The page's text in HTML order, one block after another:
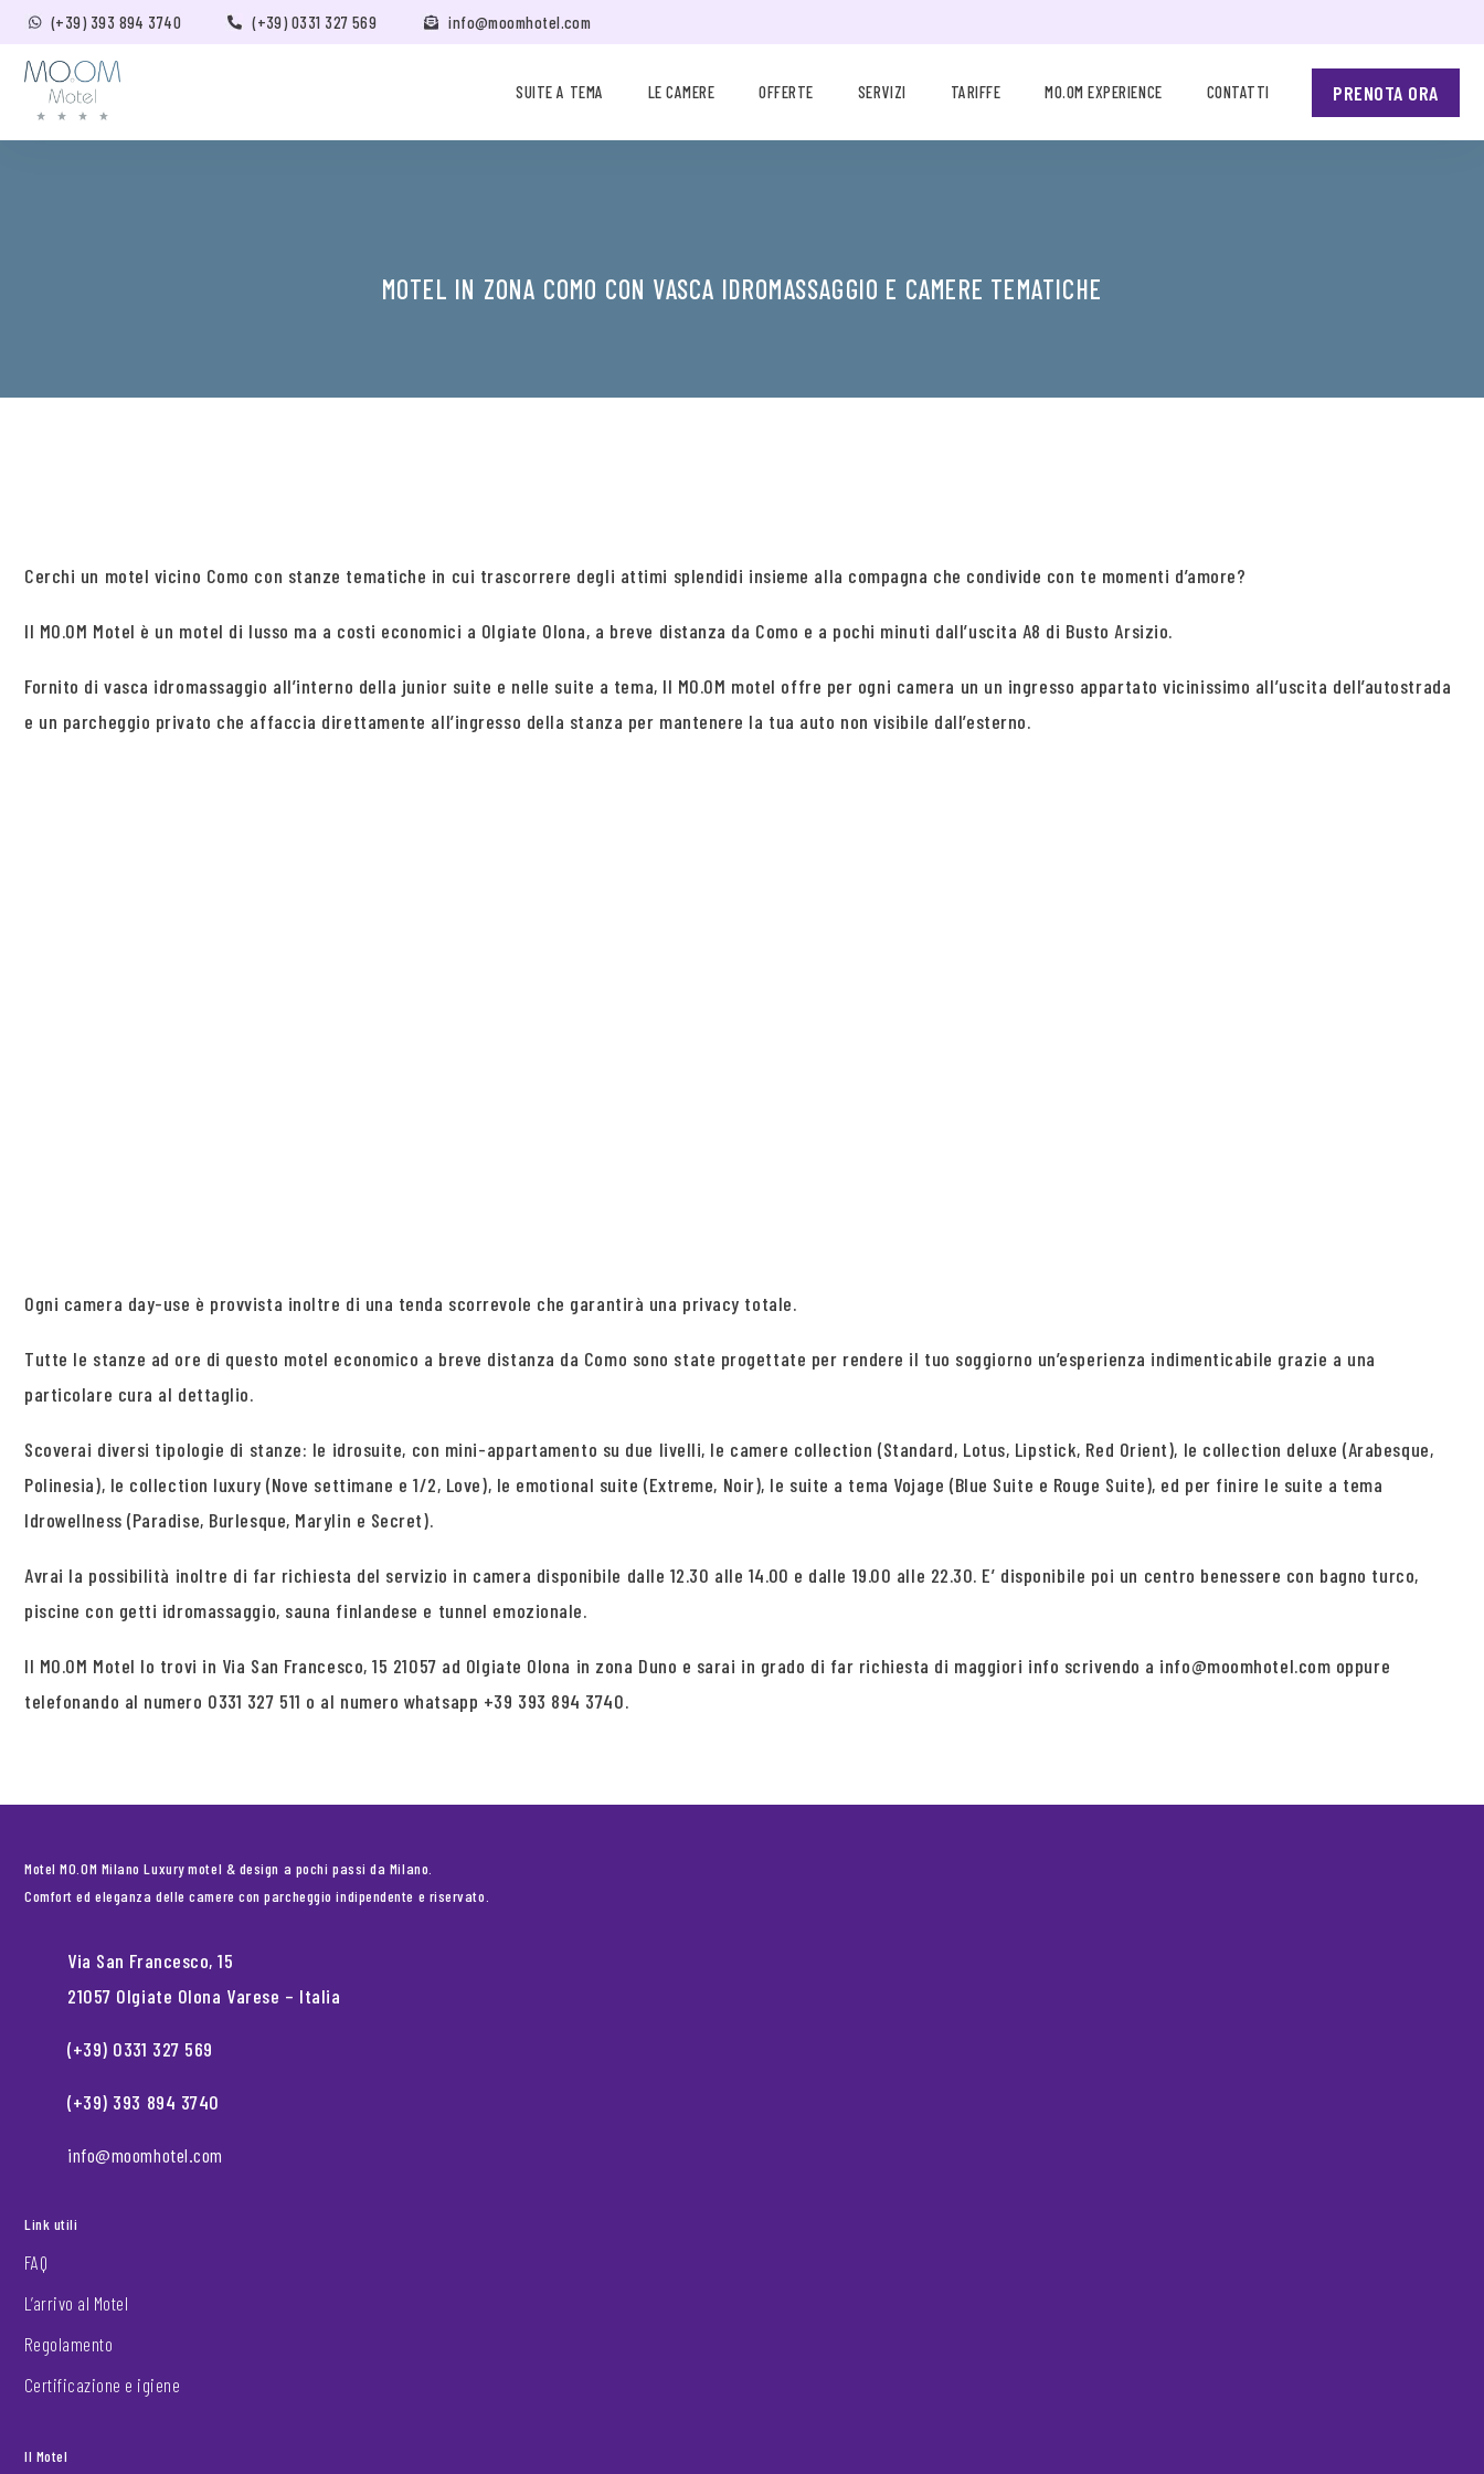
(+39) 393 894 3740 (+39) 0331 327 569 info@moomhotel.com
SUITE A TEMA LE CAMERE OFFERTE SERVIZI TARIFFE MO.OM EXPERIENCE CONTATTI PRENOTA ORA
MOTEL IN ZONA COMO CON VASCA IDROMASSAGGIO E CAMERE TEMATICHE
Cerchi un motel vicino Como con stanze tematiche in cui trascorrere degli attimi splendidi insieme alla compagna che condivide con te momenti d’amore?
Il MO.OM Motel è un motel di lusso ma a costi economici a Olgiate Olona, a breve distanza da Como e a pochi minuti dall’uscita A8 di Busto Arsizio.
Fornito di vasca idromassaggio all’interno della junior suite e nelle suite a tema, Il MO.OM motel offre per ogni camera un un ingresso appartato vicinissimo all’uscita dell’autostrada
e un parcheggio privato che affaccia direttamente all’ingresso della stanza per mantenere la tua auto non visibile dall’esterno.
Ogni camera day-use è provvista inoltre di una tenda scorrevole che garantirà una privacy totale.
Tutte le stanze ad ore di questo motel economico a breve distanza da Como sono state progettate per rendere il tuo soggiorno un’esperienza indimenticabile grazie a una
particolare cura al dettaglio.
Scoverai diversi tipologie di stanze: le idrosuite, con mini-appartamento su due livelli, le camere collection (Standard, Lotus, Lipstick, Red Orient), le collection deluxe (Arabesque,
Polinesia), le collection luxury (Nove settimane e 1/2, Love), le emotional suite (Extreme, Noir), le suite a tema Vojage (Blue Suite e Rouge Suite), ed per finire le suite a tema
Idrowellness (Paradise, Burlesque, Marylin e Secret).
Avrai la possibilità inoltre di far richiesta del servizio in camera disponibile dalle 12.30 alle 14.00 e dalle 19.00 alle 22.30. E’ disponibile poi un centro benessere con bagno turco,
piscine con getti idromassaggio, sauna finlandese e tunnel emozionale.
Il MO.OM Motel lo trovi in Via San Francesco, 15 21057 ad Olgiate Olona in zona Duno e sarai in grado di far richiesta di maggiori info scrivendo a info@moomhotel.com oppure
telefonando al numero 0331 327 511 o al numero whatsapp +39 393 894 3740.
Motel MO.OM Milano Luxury motel & design a pochi passi da Milano.
Comfort ed eleganza delle camere con parcheggio indipendente e riservato.
Via San Francesco, 15
21057 Olgiate Olona Varese – Italia
(+39) 0331 327 569
(+39) 393 894 3740
info@moomhotel.com
Link utili
FAQ
L’arrivo al Motel
Regolamento
Certificazione e igiene
Il Motel